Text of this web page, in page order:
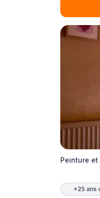
Peinture
+25 ans